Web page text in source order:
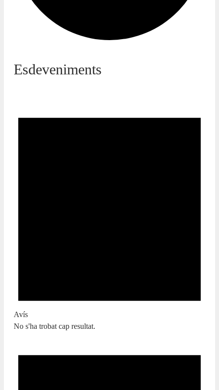
Esdeveniments
Avís
No s'ha trobat cap resultat.